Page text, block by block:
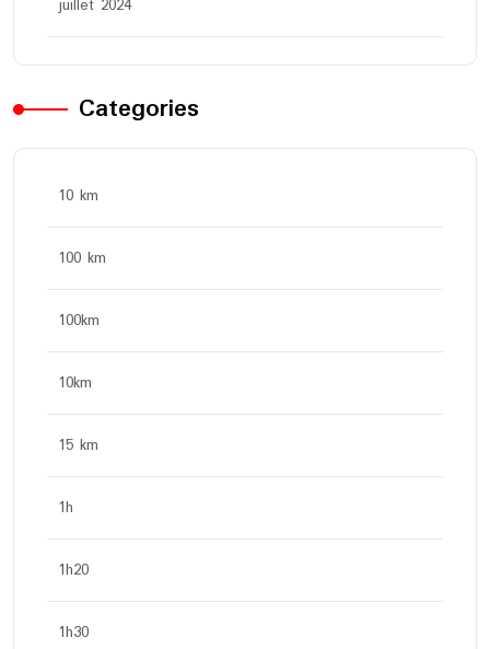
juillet 2024
Categories
10 km
100 km
100km
10km
15 km
1h
1h20
1h30